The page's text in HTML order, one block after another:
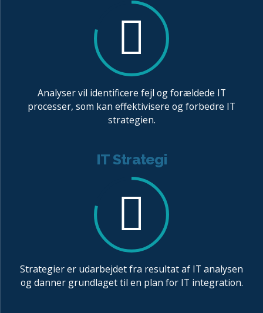
Analyser vil identificere fejl og forældede IT
processer, som kan effektivisere og forbedre IT
IT Strategi
Strategier er udarbejdet fra resultat af IT analysen